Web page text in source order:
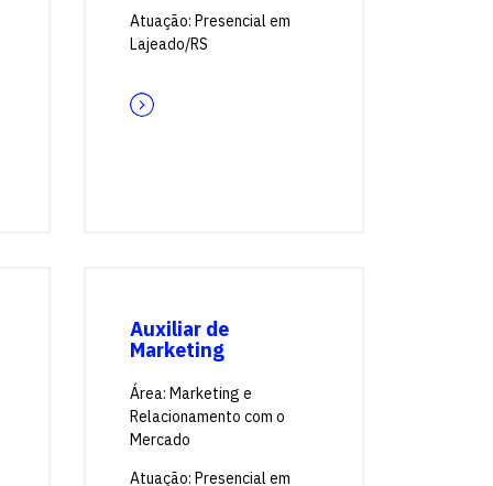
Atuação: Presencial em
Lajeado/RS
Auxiliar de
Marketing
Área: Marketing e
Relacionamento com o
Mercado
Atuação: Presencial em